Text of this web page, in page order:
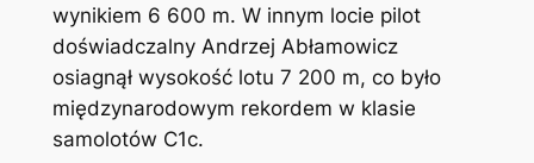
wynikiem 6 600 m. W innym locie pilot
doświadczalny Andrzej Abłamowicz
osiagnął wysokość lotu 7 200 m, co było
międzynarodowym rekordem w klasie
samolotów C1c.